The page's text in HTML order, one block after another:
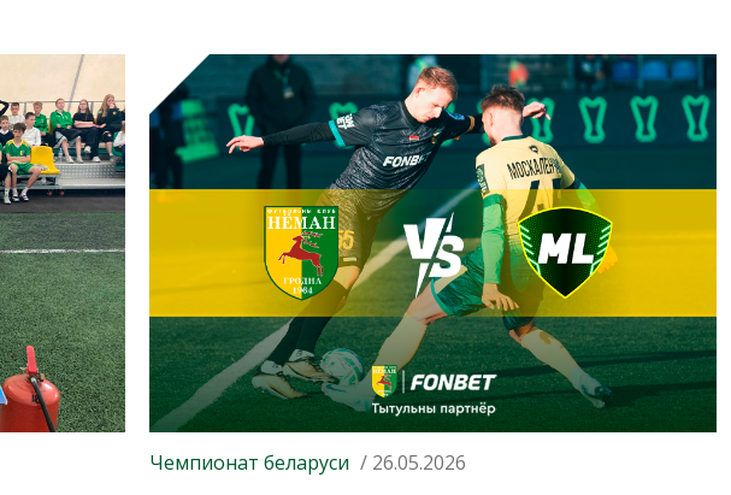
Чемпионат беларуси / 26.05.2026